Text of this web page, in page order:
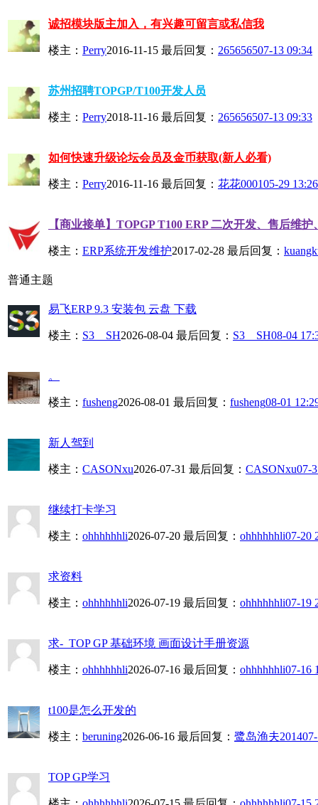
诚招模块版主加入，有兴趣可留言或私信我
楼主： Perry2016-11-15 最后回复： 265656507-13 09:34
苏州招聘TOPGP/T100开发人员
楼主： Perry2018-11-16 最后回复： 265656507-13 09:33
如何快速升级论坛会员及金币获取(新人必看)
楼主： Perry2016-11-16 最后回复： 花花000105-29 13:26
【商业接单】TOPGP T100 ERP 二次开发、售后维护
楼主： ERP系统开发维护2017-02-28 最后回复：
普通主题
易飞ERP 9.3 安装包 云盘 下载
楼主： S3__SH2026-08-04 最后回复： S3__SH08-04
。
楼主： fusheng2026-08-01 最后回复： fusheng08-01
新人驾到
楼主： CASONxu2026-07-31 最后回复： CASONxu07-
继续打卡学习
楼主： ohhhhhhli2026-07-20 最后回复： ohhhhhhli07-20
求资料
楼主： ohhhhhhli2026-07-19 最后回复： ohhhhhhli07-19
求- TOP GP 基础环境 画面设计手册资源
楼主： ohhhhhhli2026-07-16 最后回复： ohhhhhhli07-16
t100是怎么开发的
楼主： beruning2026-06-16 最后回复： 鹭岛渔夫2014
TOP GP学习